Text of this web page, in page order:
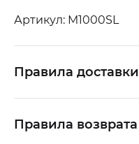
Артикул: M1000SL
Правила доставки
Правила возврата